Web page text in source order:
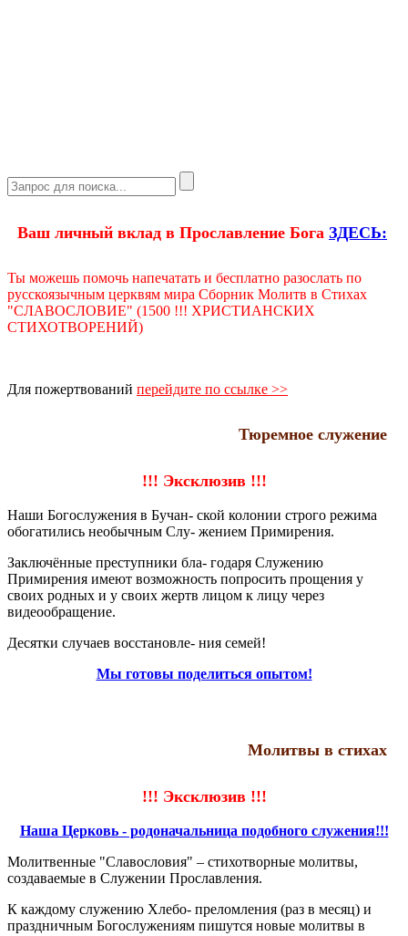
Ваш личный вклад в Прославление Бога ЗДЕСЬ:
Ты можешь помочь напечатать и бесплатно разослать по
русскоязычным церквям мира Сборник Молитв в Стихах
"СЛАВОСЛОВИЕ" (1500 !!! ХРИСТИАНСКИХ
СТИХОТВОРЕНИЙ)
Для пожертвований перейдите по ссылке >>
Тюремное служение
!!! Эксклюзив !!!
Наши Богослужения в Бучан- ской колонии строго режима
обогатились необычным Слу- жением Примирения.
Заключённые преступники бла- годаря Служению
Примирения имеют возможность попросить прощения у
своих родных и у своих жертв лицом к лицу через
видеообращение.
Десятки случаев восстановле- ния семей!
Мы готовы поделиться опытом!
Молитвы в стихах
!!! Эксклюзив !!!
Наша Церковь - родоначальница подобного служения!!!
Молитвенные "Славословия" – стихотворные молитвы,
создаваемые в Служении Прославления.
К каждому служению Хлебо- преломления (раз в месяц) и
праздничным Богослужениям пишутся новые молитвы в